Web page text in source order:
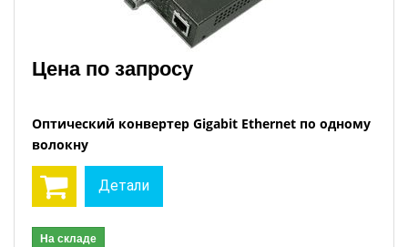
Цена по запросу
Оптический конвертер Gigabit Ethernet по одному
волокну
Детали
На складе